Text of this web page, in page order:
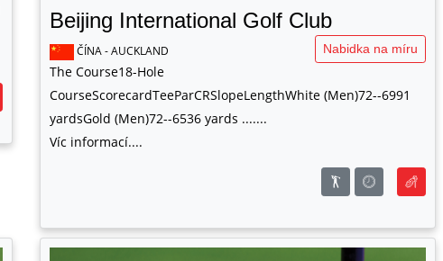
Beijing International Golf Club
Nabidka na míru
ČÍNA - AUCKLAND
The Course18-Hole
CourseScorecardTeeParCRSlopeLengthWhite (Men)72--6991
yardsGold (Men)72--6536 yards .......
Víc informací....